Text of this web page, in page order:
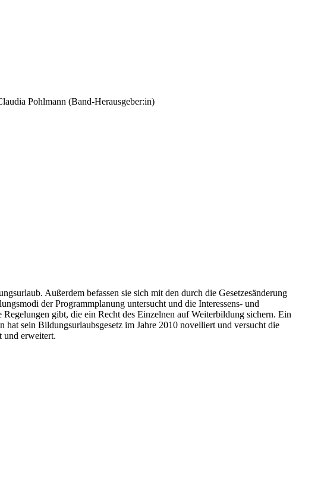
Pohlmann (Band-Herausgeber:in)
Außerdem befassen sie sich mit den durch die Gesetzesänderung
der Programmplanung untersucht und die Interessens- und
gibt, die ein Recht des Einzelnen auf Weiterbildung sichern. Ein
sein Bildungsurlaubsgesetz im Jahre 2010 novelliert und versucht die
und erweitert.